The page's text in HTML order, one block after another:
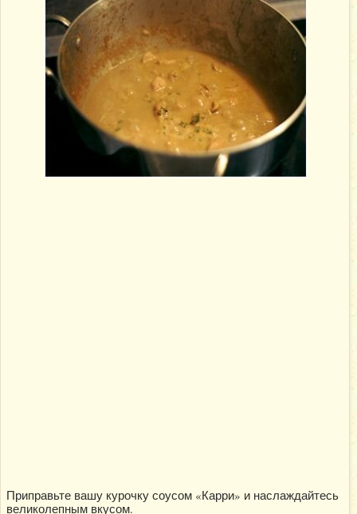
Приправьте вашу курочку соусом «Карри» и наслаждайтесь
великолепным вкусом.